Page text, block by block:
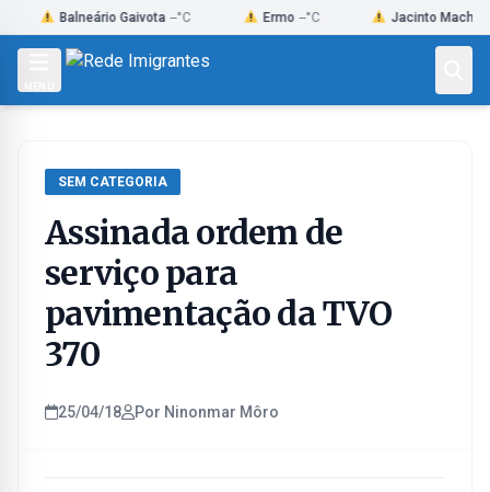
to
Balneário Gaivota --°C Ermo --°C Jacinto Machado --°C
SEM CATEGORIA
Assinada ordem de
serviço para
pavimentação da TVO
370
25/04/18 Por Ninonmar Môro